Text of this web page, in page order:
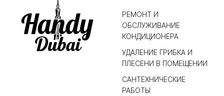
РЕМОНТ И
ОБСЛУЖИВАНИЕ
КОНДИЦИОНЕРА
УДАЛЕНИЕ ГРИБКА И
ПЛЕСЕНИ В ПОМЕЩЕНИИ
САНТЕХНИЧЕСКИЕ
РАБОТЫ